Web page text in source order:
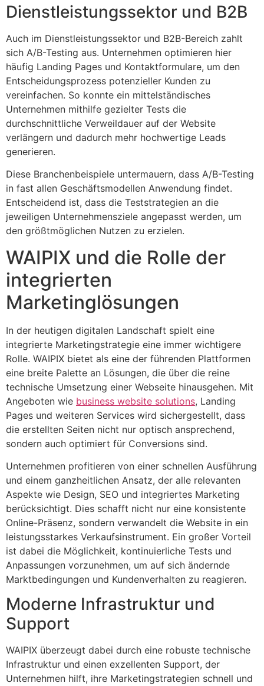
Dienstleistungssektor und B2B
Auch im Dienstleistungssektor und B2B-Bereich zahlt
sich A/B-Testing aus. Unternehmen optimieren hier
häufig Landing Pages und Kontaktformulare, um den
Entscheidungsprozess potenzieller Kunden zu
vereinfachen. So konnte ein mittelständisches
Unternehmen mithilfe gezielter Tests die
durchschnittliche Verweildauer auf der Website
verlängern und dadurch mehr hochwertige Leads
generieren.
Diese Branchenbeispiele untermauern, dass A/B-Testing
in fast allen Geschäftsmodellen Anwendung findet.
Entscheidend ist, dass die Teststrategien an die
jeweiligen Unternehmensziele angepasst werden, um
den größtmöglichen Nutzen zu erzielen.
WAIPIX und die Rolle der
integrierten
Marketinglösungen
In der heutigen digitalen Landschaft spielt eine
integrierte Marketingstrategie eine immer wichtigere
Rolle. WAIPIX bietet als eine der führenden Plattformen
eine breite Palette an Lösungen, die über die reine
technische Umsetzung einer Webseite hinausgehen. Mit
Angeboten wie business website solutions, Landing
Pages und weiteren Services wird sichergestellt, dass
die erstellten Seiten nicht nur optisch ansprechend,
sondern auch optimiert für Conversions sind.
Unternehmen profitieren von einer schnellen Ausführung
und einem ganzheitlichen Ansatz, der alle relevanten
Aspekte wie Design, SEO und integriertes Marketing
berücksichtigt. Dies schafft nicht nur eine konsistente
Online-Präsenz, sondern verwandelt die Website in ein
leistungsstarkes Verkaufsinstrument. Ein großer Vorteil
ist dabei die Möglichkeit, kontinuierliche Tests und
Anpassungen vorzunehmen, um auf sich ändernde
Marktbedingungen und Kundenverhalten zu reagieren.
Moderne Infrastruktur und
Support
WAIPIX überzeugt dabei durch eine robuste technische
Infrastruktur und einen exzellenten Support, der
Unternehmen hilft, ihre Marketingstrategien schnell und